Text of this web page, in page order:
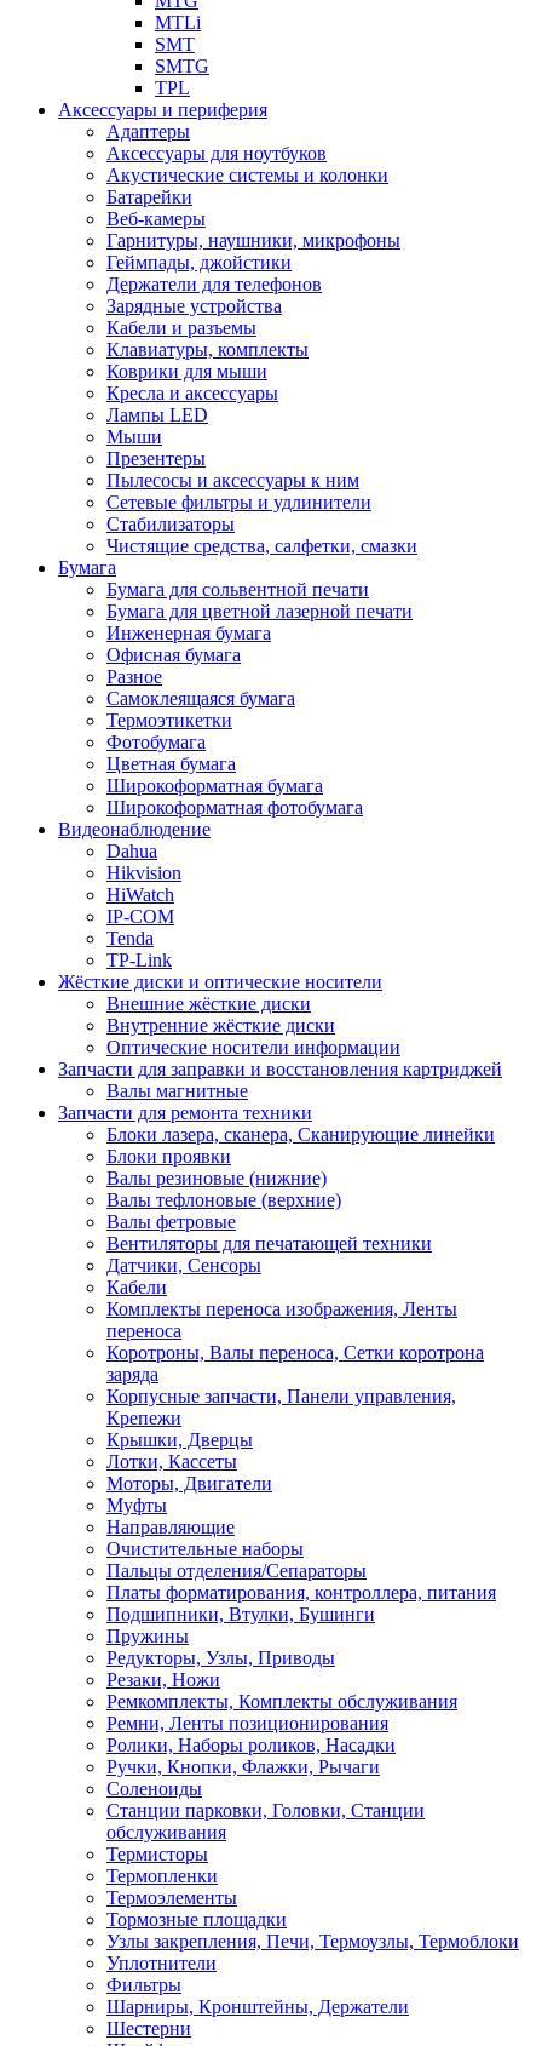
MTLi
SMT
SMTG
TPL
Аксессуары и периферия
Адаптеры
Аксессуары для ноутбуков
Акустические системы и колонки
Батарейки
Веб-камеры
Гарнитуры, наушники, микрофоны
Геймпады, джойстики
Держатели для телефонов
Зарядные устройства
Кабели и разъемы
Клавиатуры, комплекты
Коврики для мыши
Кресла и аксессуары
Лампы LED
Мыши
Презентеры
Пылесосы и аксессуары к ним
Сетевые фильтры и удлинители
Стабилизаторы
Чистящие средства, салфетки, смазки
Бумага
Бумага для сольвентной печати
Бумага для цветной лазерной печати
Инженерная бумага
Офисная бумага
Разное
Самоклеящаяся бумага
Термоэтикетки
Фотобумага
Цветная бумага
Широкоформатная бумага
Широкоформатная фотобумага
Видеонаблюдение
Dahua
Hikvision
HiWatch
IP-COM
Tenda
TP-Link
Жёсткие диски и оптические носители
Внешние жёсткие диски
Внутренние жёсткие диски
Оптические носители информации
Запчасти для заправки и восстановления картриджей
Валы магнитные
Запчасти для ремонта техники
Блоки лазера, сканера, Сканирующие линейки
Блоки проявки
Валы резиновые (нижние)
Валы тефлоновые (верхние)
Валы фетровые
Вентиляторы для печатающей техники
Датчики, Сенсоры
Кабели
Комплекты переноса изображения, Ленты
переноса
Коротроны, Валы переноса, Сетки коротрона
заряда
Корпусные запчасти, Панели управления,
Крепежи
Крышки, Дверцы
Лотки, Кассеты
Моторы, Двигатели
Муфты
Направляющие
Очистительные наборы
Пальцы отделения/Сепараторы
Платы форматирования, контроллера, питания
Подшипники, Втулки, Бушинги
Пружины
Редукторы, Узлы, Приводы
Резаки, Ножи
Ремкомплекты, Комплекты обслуживания
Ремни, Ленты позиционирования
Ролики, Наборы роликов, Насадки
Ручки, Кнопки, Флажки, Рычаги
Соленоиды
Станции парковки, Головки, Станции
обслуживания
Термисторы
Термопленки
Термоэлементы
Тормозные площадки
Узлы закрепления, Печи, Термоузлы, Термоблоки
Уплотнители
Фильтры
Шарниры, Кронштейны, Держатели
Шестерни